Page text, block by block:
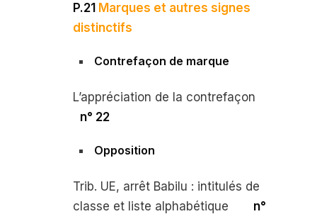
P.21 Marques et autres signes
distinctifs
Contrefaçon de marque
L’appréciation de la contrefaçon
n° 22
Opposition
Trib. UE, arrêt Babilu : intitulés de
classe et liste alphabétique n°